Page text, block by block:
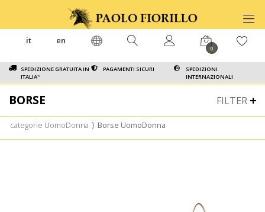
SPEDIZIONE GRATUITA IN
ITALIA*
PAGAMENTI SICURI
SPEDIZIONI
INTERNAZIONALI
it en
0
FILTER
BORSE
categorie UomoDonna ⟩ Borse UomoDonna